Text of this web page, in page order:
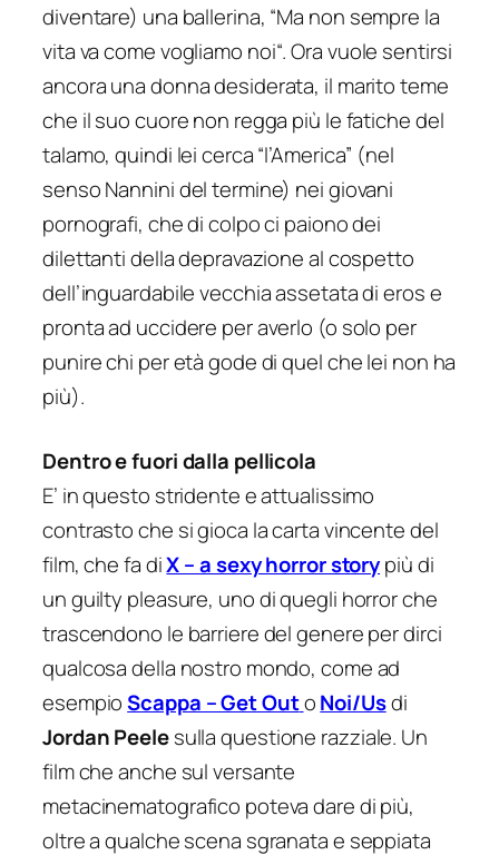
diventare) una ballerina, “Ma non sempre la
vita va come vogliamo noi“. Ora vuole sentirsi
ancora una donna desiderata, il marito teme
che il suo cuore non regga più le fatiche del
talamo, quindi lei cerca “l’America” (nel
senso Nannini del termine) nei giovani
pornografi, che di colpo ci paiono dei
dilettanti della depravazione al cospetto
dell’inguardabile vecchia assetata di eros e
pronta ad uccidere per averlo (o solo per
punire chi per età gode di quel che lei non ha
più).
Dentro e fuori dalla pellicola
E’ in questo stridente e attualissimo
contrasto che si gioca la carta vincente del
film, che fa diX – a sexy horror storypiù di
unguilty pleasure, uno di quegli horror che
trascendono le barriere del genere per dirci
qualcosa della nostro mondo, come ad
esempioScappa – Get OutoNoi/Usdi
Jordan Peelesulla questione razziale. Un
film che anche sul versante
metacinematografico poteva dare di più,
oltre a qualche scena sgranata e seppiata